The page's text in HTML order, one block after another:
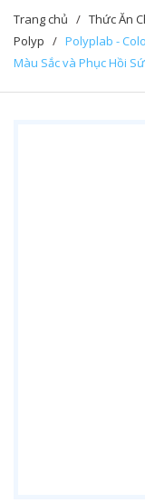
Trang chủ / Thức Ăn
Polyp / Polyplab -
Màu Sắc và Phục Hồi